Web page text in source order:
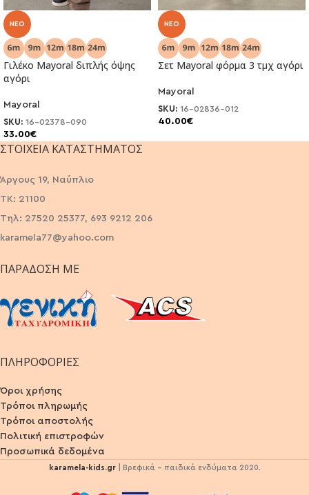
NEO
Γιλέκο Mayoral διπλής όψης
αγόρι
Mayoral
SKU: 16-02378-090
33.00€
NEO
Σετ Mayoral φόρμα 3 τμχ αγόρι
Mayoral
SKU: 16-02836-012
40.00€
ΣΤΟΙΧΕΊΑ ΚΑΤΑΣΤΉΜΑΤΟΣ
Άργους 19, Ναύπλιο
ΤΚ: 21100
Τηλ: 27520 25377, 693 9212 206
karamela77@yahoo.com
ΠΑΡΆΔΟΣΗ ΜΕ
ΠΛΗΡΟΦΟΡΙΕΣ
Όροι χρήσης
Τρόποι πληρωμής
Τρόποι αποστολής
Πολιτική επιστροφών
Προσωπικά δεδομένα
karamela-kids.gr | Βρεφικά - παιδικά ενδύματα 2020.